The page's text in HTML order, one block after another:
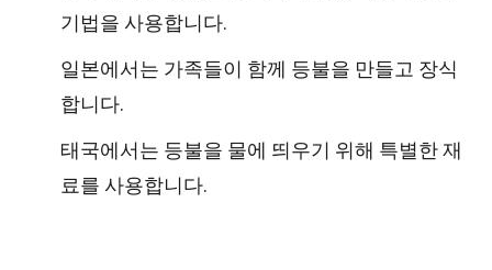
기법을 사용합니다.
일본에서는 가족들이 함께 등불을 만들고 장식
합니다.
태국에서는 등불을 물에 띄우기 위해 특별한 재
료를 사용합니다.